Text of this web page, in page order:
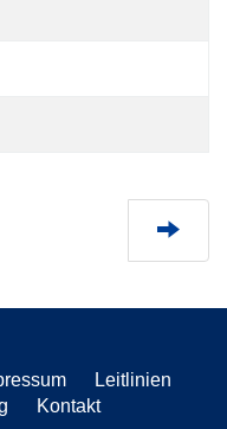
Leitlinien
Kontakt